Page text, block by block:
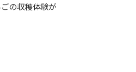
の収穫体験が